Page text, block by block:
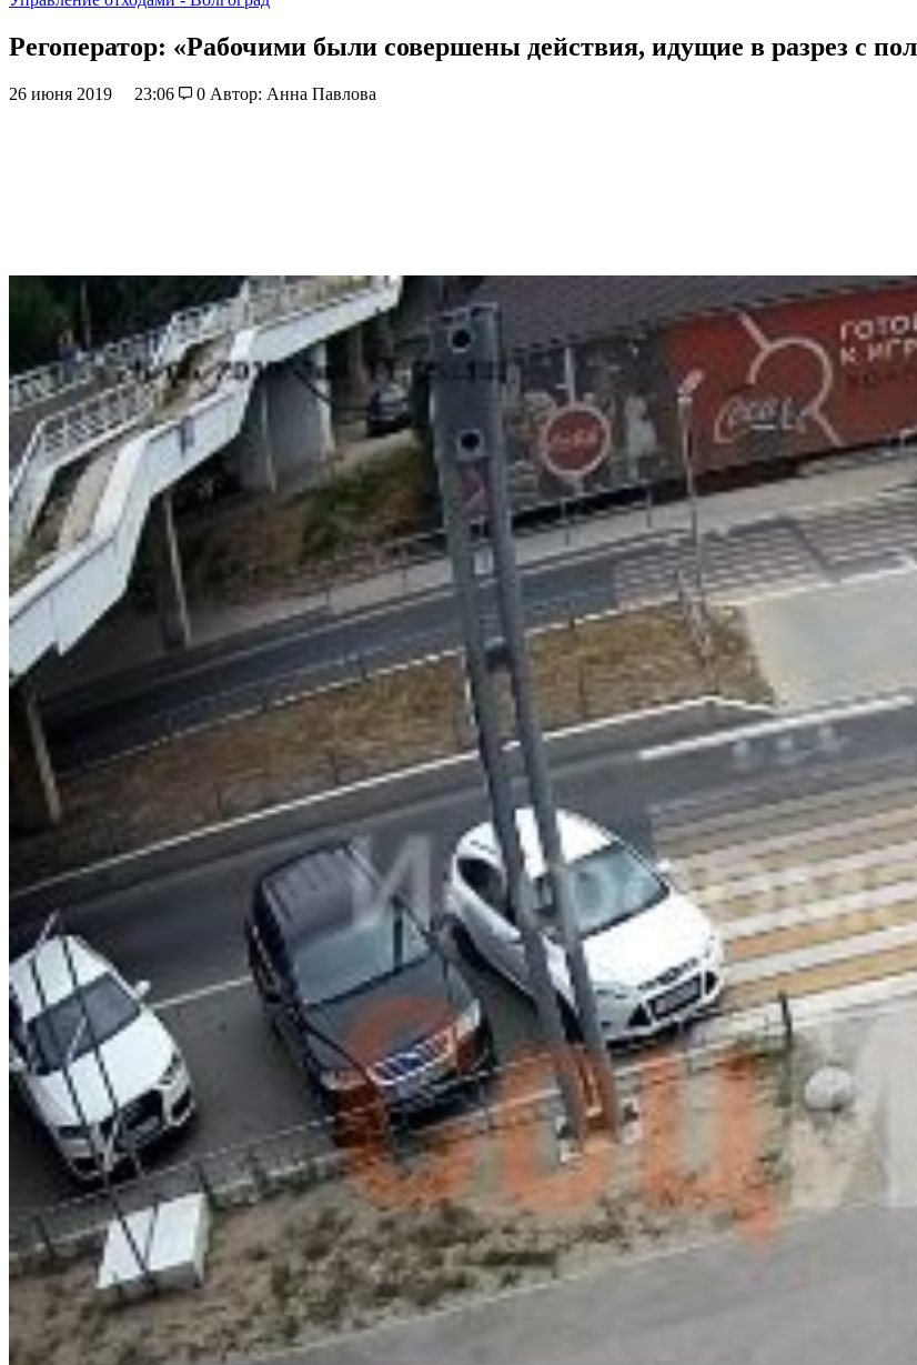
Регоператор: «Рабочими были совершены действия, идущие в разрез с
26 июня 2019 23:06 0 Автор: Анна Павлова